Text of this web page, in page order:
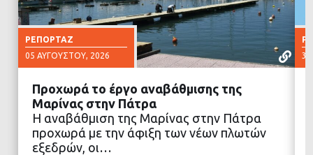
ΡΕΠΟΡΤΆΖ
05 ΑΥΓΟΎΣΤΟΥ, 2026
ΔΙΑΒΑΣΤΕ ΠΕΡΙΣΣΟΤΕΡΑ
Προχωρά το έργο αναβάθμισης της
Μαρίνας στην Πάτρα
Η αναβάθμιση της Μαρίνας στην Πάτρα
προχωρά με την άφιξη των νέων πλωτών
εξεδρών, οι…
30